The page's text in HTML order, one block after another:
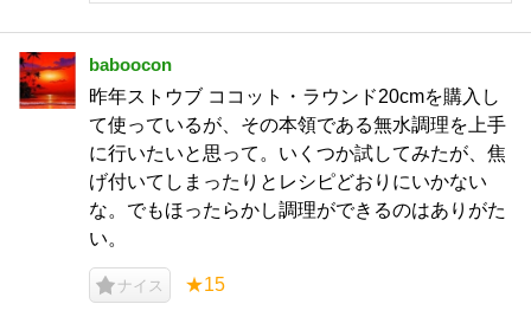
baboocon
昨年ストウブ ココット・ラウンド20cmを購入し
て使っているが、その本領である無水調理を上手
に行いたいと思って。いくつか試してみたが、焦
げ付いてしまったりとレシピどおりにいかない
な。でもほったらかし調理ができるのはありがた
い。
ナイス ★15